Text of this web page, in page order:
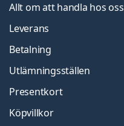
Allt om att handla hos oss
Leverans
Betalning
Utlämningsställen
Presentkort
Köpvillkor